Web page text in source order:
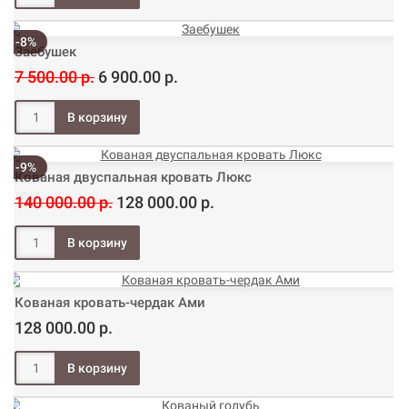
-8%
Заебушек
7 500.00 р. 6 900.00 р.
-9%
Кованая двуспальная кровать Люкс
140 000.00 р. 128 000.00 р.
Кованая кровать-чердак Ами
128 000.00 р.